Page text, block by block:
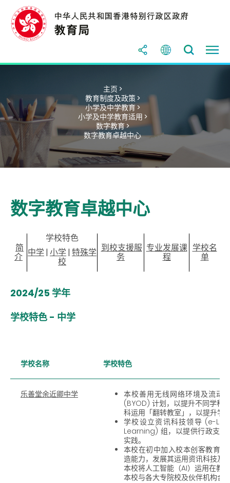
主页 >
教育制度及政策 >
小学及中学教育 >
小学及中学教育适用 >
数字教育 >
数字教育卓越中心
数字教育卓越中心
简
介
学校特色
中学 |小学 |特殊学
校
到校支援服
务
专业发展课
程
学校名
单
2024/25 学年
学校特色 - 中学
学校名称 学校特色
乐善堂余近卿中学
本校善用无线网络环境及流动
(BYOD) 计划，以提升不同学科
科运用「翻转教室」，以提升学
学校设立资讯科技领导 (e-
Learning) 组，以提供行政支
实践。
本校在初中加入校本创客教育
造能力，发展其运用资讯科技及
本校将人工智能（AI）运用在教
本校与各大专院校及伙伴机构合